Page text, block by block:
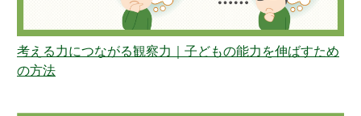
考える力につながる観察力｜子どもの能力を伸ばすため
の方法